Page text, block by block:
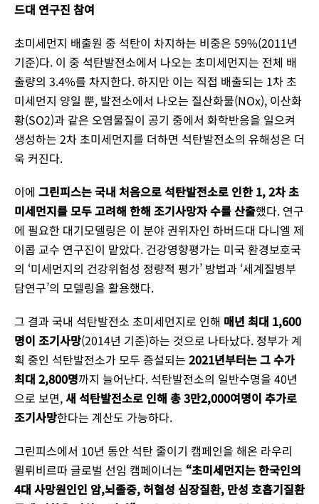
드대 연구진 참여
초미세먼지 배출원 중 석탄이 차지하는 비중은 59%(2011년
기준)다. 이 중 석탄발전소에서 나오는 초미세먼지는 전체 배
출량의 3.4%를 차지한다. 하지만 이는 직접 배출되는 1차 초
미세먼지 양일 뿐, 발전소에서 나오는 질산화물(NOx), 이산화
황(SO2)과 같은 오염물질이 공기 중에서 화학반응을 일으켜
생성하는 2차 초미세먼지를 더하면 석탄발전소의 유해성은 더
욱 커진다.
이에 그린피스는 국내 처음으로 석탄발전소로 인한 1, 2차 초
미세먼지를 모두 고려해 한해 조기사망자 수를 산출했다. 연구
에 필요한 대기모델링은 이 분야 권위자인 하버드대 다니엘 제
이콥 교수 연구진이 맡았다. 건강영향평가는 미국 환경보호국
의 ‘미세먼지의 건강위험성 정량적 평가’ 방법과 ‘세계질병부
담연구’의 모델링을 활용했다.
그 결과 국내 석탄발전소 초미세먼지로 인해 매년 최대 1,600
명이 조기사망(2014년 기준)하는 것으로 나타났다. 정부가 계
획 중인 석탄발전소가 모두 증설되는 2021년부터는 그 수가
최대 2,800명까지 늘어난다. 석탄발전소의 일반수명을 40년
으로 보면,새 석탄발전소로 인해 총 3만2,000여명이 추가로
조기사망한다는 계산도 가능하다.
그린피스에서 10년 동안 석탄 줄이기 캠페인을 해온 라우리
뮐뤼비르따 글로벌 선임 캠페이너는 “초미세먼지는 한국인의
4대 사망원인인 암,뇌졸중, 허혈성 심장질환, 만성 호흡기질환